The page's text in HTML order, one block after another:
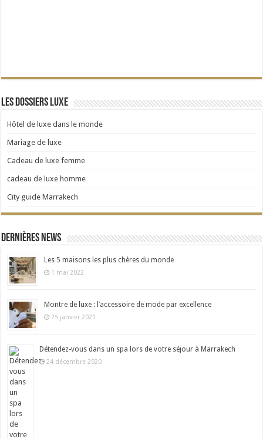
Les dossiers Luxe
Hôtel de luxe dans le monde
Mariage de luxe
Cadeau de luxe femme
cadeau de luxe homme
City guide Marrakech
Dernières news
Les 5 maisons les plus chères du monde
1 mai 2022
Montre de luxe : l’accessoire de mode par excellence
25 janvier 2021
Détendez-vous dans un spa lors de votre séjour à Marrakech
24 décembre 2020